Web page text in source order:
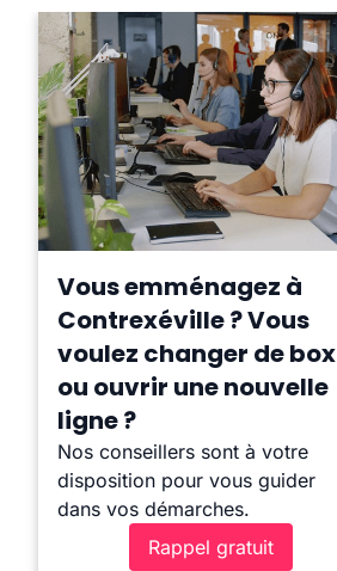
Vous emménagez à
Contrexéville ? Vous
voulez changer de box
ou ouvrir une nouvelle
ligne ?
Nos conseillers sont à votre
disposition pour vous guider
dans vos démarches.
Rappel gratuit